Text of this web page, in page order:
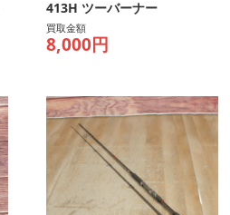
413H ツーバーナー
買取金額
8,000円